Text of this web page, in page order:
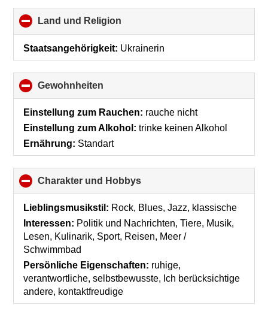
Land und Religion
to
collapse
Staatsangehörigkeit: Ukrainerin
Gewohnheiten
to
collapse
Einstellung zum Rauchen: rauche nicht
Einstellung zum Alkohol: trinke keinen Alkohol
Ernährung: Standart
Charakter und Hobbys
to
collapse
Lieblingsmusikstil: Rock, Blues, Jazz, klassische
Interessen: Politik und Nachrichten, Tiere, Musik,
Lesen, Kulinarik, Sport, Reisen, Meer /
Schwimmbad
Persönliche Eigenschaften: ruhige,
verantwortliche, selbstbewusste, Ich berücksichtige
andere, kontaktfreudige